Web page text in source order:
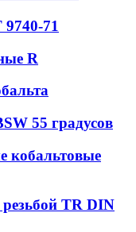
71
R
55 градусов
кобальтовые
TR DIN